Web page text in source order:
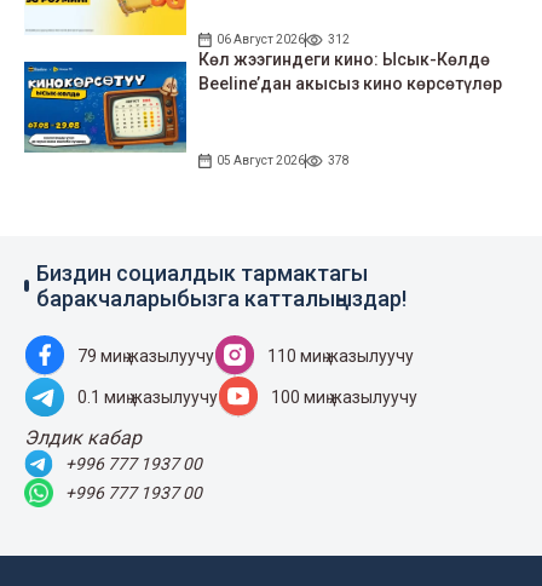
06 Август 2026 312
Көл жээгиндеги кино: Ысык-Көлдө
Beeline’дан акысыз кино көрсөтүлөр
05 Август 2026 378
Биздин социалдык тармактагы
баракчаларыбызга катталыңыздар!
79 миң жазылуучу 110 миң жазылуучу
0.1 миң жазылуучу 100 миң жазылуучу
Элдик кабар
+996 777 1937 00
+996 777 1937 00